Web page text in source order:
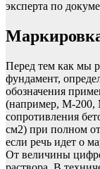
эксперта по
Перед тем как мы
фундамент,
обозначения
(например, М-200,
сопротивления
см2) при полном
если речь идет о
От величины